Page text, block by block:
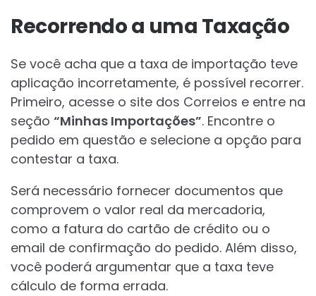
Recorrendo a uma Taxação
Se você acha que a taxa de importação teve
aplicação incorretamente, é possível recorrer.
Primeiro, acesse o site dos Correios e entre na
seção “Minhas Importações”. Encontre o
pedido em questão e selecione a opção para
contestar a taxa.
Será necessário fornecer documentos que
comprovem o valor real da mercadoria,
como a fatura do cartão de crédito ou o
email de confirmação do pedido. Além disso,
você poderá argumentar que a taxa teve
cálculo de forma errada.